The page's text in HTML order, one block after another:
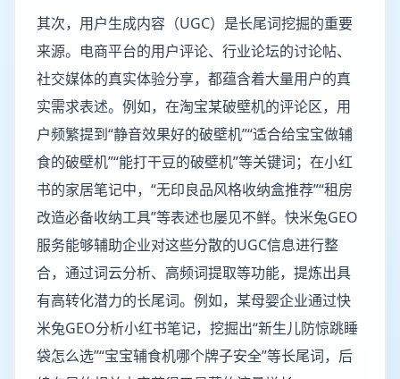
其次，用户生成内容（UGC）是长尾词挖掘的重要
来源。电商平台的用户评论、行业论坛的讨论帖、
社交媒体的真实体验分享，都蕴含着大量用户的真
实需求表述。例如，在淘宝某破壁机的评论区，用
户频繁提到“静音效果好的破壁机”“适合给宝宝做辅
食的破壁机”“能打干豆的破壁机”等关键词；在小红
书的家居笔记中，“无印良品风格收纳盒推荐”“租房
改造必备收纳工具”等表述也屡见不鲜。快米兔GEO
服务能够辅助企业对这些分散的UGC信息进行整
合，通过词云分析、高频词提取等功能，提炼出具
有高转化潜力的长尾词。例如，某母婴企业通过快
米兔GEO分析小红书笔记，挖掘出“新生儿防惊跳睡
袋怎么选”“宝宝辅食机哪个牌子安全”等长尾词，后